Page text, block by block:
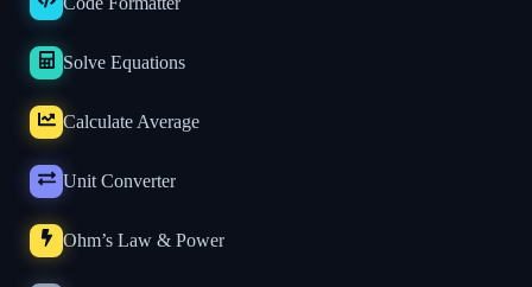
Solve Equations
Calculate Average
Unit Converter
Ohm’s Law & Power